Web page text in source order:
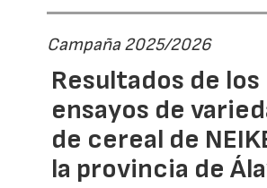
Campaña 2025/2026
Resultados de los
ensayos de
de cereal de
la provincia de